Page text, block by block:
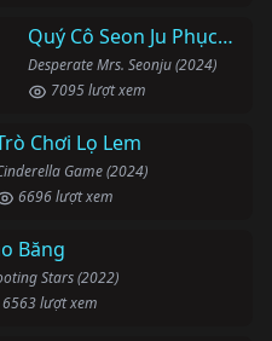
Quý Cô Seon Ju Phục Thù
Desperate Mrs. Seonju (2024)
7095 lượt xem
Chơi Lọ Lem
Game (2024)
6696 lượt xem
Băng
Stars (2022)
6563 lượt xem